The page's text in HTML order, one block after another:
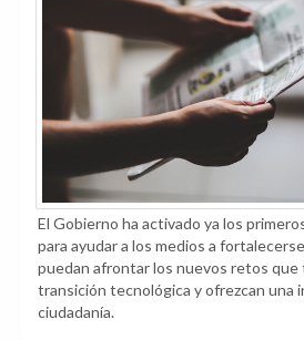
El Gobierno ha activado ya los
para ayudar a los medios a
puedan afrontar los nuevos retos que
transición tecnológica y ofrezcan una
ciudadanía.